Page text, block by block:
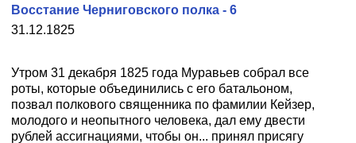
31.12.1825
Восстание Черниговского полка - 6
Утром 31 декабря 1825 года Муравьев собрал все
роты, которые объединились с его батальоном,
позвал полкового священника по фамилии Кейзер,
молодого и неопытного человека, дал ему двести
рублей ассигнациями, чтобы он... принял присягу